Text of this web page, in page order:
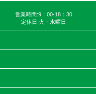
営業時間:9：00-18：30
定休日:火・水曜日